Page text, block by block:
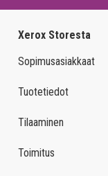
Xerox Storesta
Sopimusasiakkaat
Tuotetiedot
Tilaaminen
Toimitus